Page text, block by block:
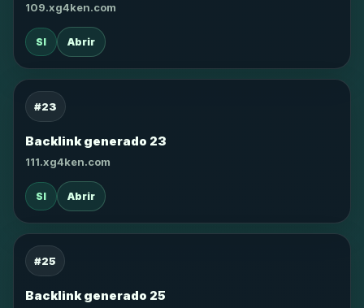
109.xg4ken.com
SI Abrir
#23
Backlink generado 23
111.xg4ken.com
SI Abrir
#25
Backlink generado 25